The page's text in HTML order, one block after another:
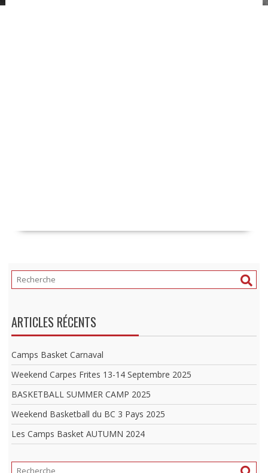
ARTICLES RÉCENTS
Camps Basket Carnaval
Weekend Carpes Frites 13-14 Septembre 2025
BASKETBALL SUMMER CAMP 2025
Weekend Basketball du BC 3 Pays 2025
Les Camps Basket AUTUMN 2024